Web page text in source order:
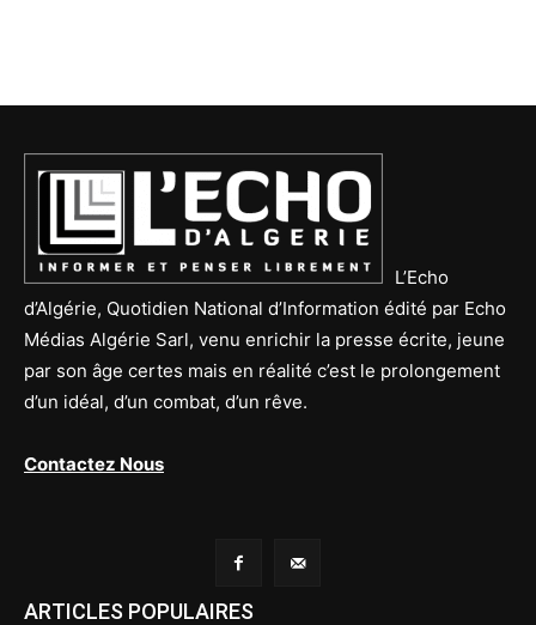
L’Echo
d’Algérie, Quotidien National d’Information édité par Echo
Médias Algérie Sarl, venu enrichir la presse écrite, jeune
par son âge certes mais en réalité c’est le prolongement
d’un idéal, d’un combat, d’un rêve.
Contactez Nous
ARTICLES POPULAIRES